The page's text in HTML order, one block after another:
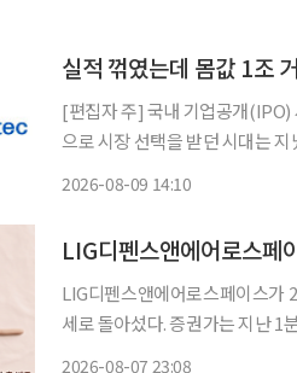
실적 꺾였는데 몸값 1조
[편집자 주] 국내 기업공개(IPO)
으로 시장 선택을 받던 시대는
2026-08-09 14:10
LIG디펜스앤에어로스페이스가
세로 돌아섰다. 증권가는 지난 1
2026-08-07 23:08